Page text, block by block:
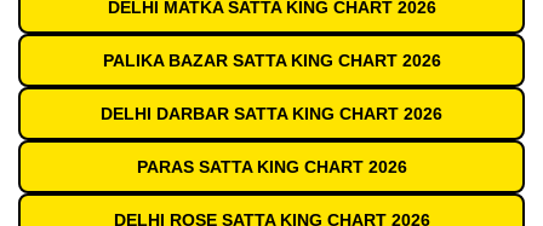
DELHI MATKA SATTA KING CHART 2026
PALIKA BAZAR SATTA KING CHART 2026
DELHI DARBAR SATTA KING CHART 2026
PARAS SATTA KING CHART 2026
DELHI ROSE SATTA KING CHART 2026